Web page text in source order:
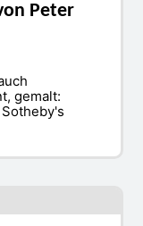
Peter
gemalt: